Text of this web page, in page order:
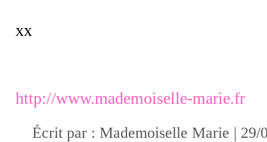
xx
http://www.mademoiselle-marie.fr
Écrit par : Mademoiselle Marie | 29/